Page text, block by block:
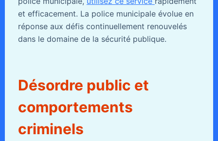
et efficacement. La police municipale évolue en
réponse aux défis continuellement renouvelés
dans le domaine de la sécurité publique.
Désordre public et
comportements
criminels